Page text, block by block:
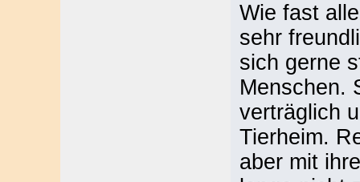
Wie fast
sehr
sich gerne
Menschen.
verträglich
Tierheim.
aber mit